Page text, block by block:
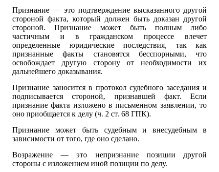
Признание — это подтверждение высказанного другой
стороной факта, который должен быть доказан другой
стороной. Признание может быть полным либо
частичным и в гражданском процессе влечет
определенные юридические последствия, так как
признанные факты становятся бесспорными, что
освобождает другую сторону от необходимости их
дальнейшего доказывания.
Признание заносится в протокол судебного заседания и
подписывается стороной, признавшей факт. Если
признание факта изложено в письменном заявлении, то
оно приобщается к делу (ч. 2 ст. 68 ГПК).
Признание может быть судебным и внесудебным в
зависимости от того, где оно сделано.
Возражение — это непризнание позиции другой
стороны с изложением иной позиции по делу.